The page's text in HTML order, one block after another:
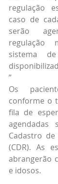
regulação
caso de
serão
regulação
sistema
”
Os
conforme o
fila de
agendadas
Cadastro
(CDR). As
abrangerão
e idosos.